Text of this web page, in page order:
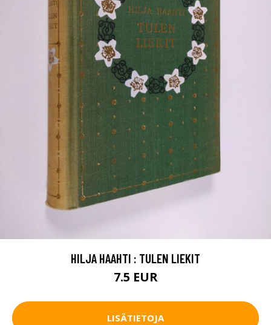
HILJA HAAHTI : TULEN LIEKIT
7.5 EUR
LISÄTIETOJA